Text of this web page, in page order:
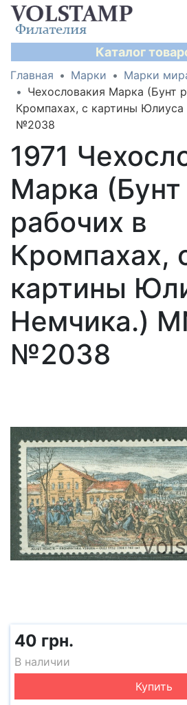
Каталог
Главная Марки Марки
Чехословакия Марка (Бунт
Кромпахах, с картины
№2038
1971
Марка (Бунт
рабочих в
Кромпахах,
картины
Немчика.)
№2038
40 грн.
В наличии
Купить